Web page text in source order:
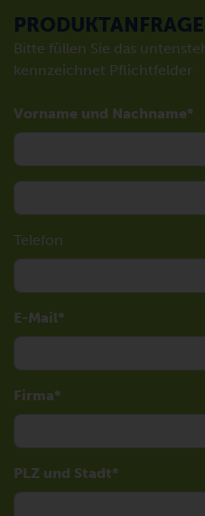
PRODUKTANFRAGE
Bitte füllen Sie das
kennzeichnet Pflichtfelder
Vorname und Nachname
Telefon
E-Mail
Firma
PLZ und Stadt